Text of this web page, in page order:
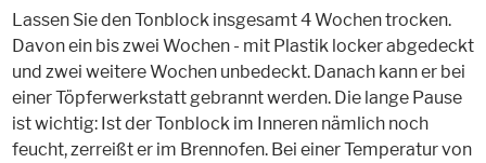
Lassen Sie den Tonblock insgesamt 4 Wochen trocken.
Davon ein bis zwei Wochen - mit Plastik locker abgedeckt
und zwei weitere Wochen unbedeckt. Danach kann er bei
einer Töpferwerkstatt gebrannt werden. Die lange Pause
ist wichtig: Ist der Tonblock im Inneren nämlich noch
feucht, zerreißt er im Brennofen. Bei einer Temperatur von